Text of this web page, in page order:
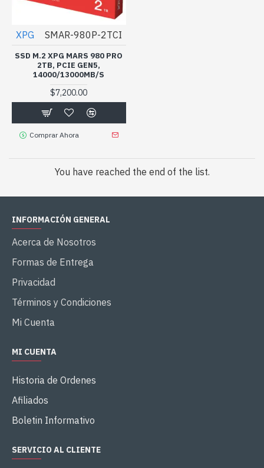
XPG SMAR-980P-2TCI
SSD M.2 XPG MARS 980 PRO
2TB, PCIE GEN5,
14000/13000MB/S
$7,200.00
Comprar Ahora
You have reached the end of the list.
INFORMACIÓN GENERAL
Acerca de Nosotros
Formas de Entrega
Privacidad
Términos y Condiciones
Mi Cuenta
MI CUENTA
Historia de Ordenes
Afiliados
Boletin Informativo
SERVICIO AL CLIENTE